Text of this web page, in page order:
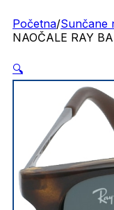
Početna/Sunčane
NAOČALE RAY
🔍